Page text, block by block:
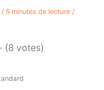
/ 5 minutes de lecture /
(8 votes)